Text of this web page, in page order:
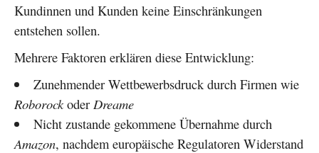
Kundinnen und Kunden keine Einschränkungen
entstehen sollen.
Mehrere Faktoren erklären diese Entwicklung:
Zunehmender Wettbewerbsdruck durch Firmen wie
Roborockoder Dreame
Nicht zustande gekommene Übernahme durch
Amazon, nachdem europäische Regulatoren Widerstand